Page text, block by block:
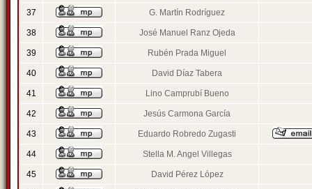
37 G. Martín Rodríguez
38 José Manuel Ranz Ojeda
39 Rubén Prada Miguel
40 David Díaz Tabera
41 Lino Camprubí Bueno
42 Jesús Carmona García
43 Eduardo Robredo Zugasti
44 Stella M. Angel Villegas
45 David Pérez López